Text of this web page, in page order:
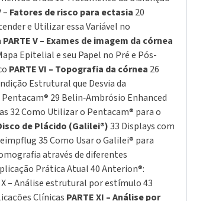
– Fatores de risco para ectasia 20
e Utilizar essa Variável no
PARTE V – Exames de imagem da córnea
Epitelial e seu Papel no Pré e Pós-
PARTE VI – Topografia da córnea 26
Estrutural que Desvia da
29 Belin‑Ambrósio Enhanced
32 Como Utilizar o Pentacam® para o
de Plácido (Galilei®)33 Displays com
35 Como Usar o Galilei® para
através de diferentes
Prática Atual 40 Anterion®:
– Análise estrutural por estímulo 43
Clínicas PARTE XI – Análise por